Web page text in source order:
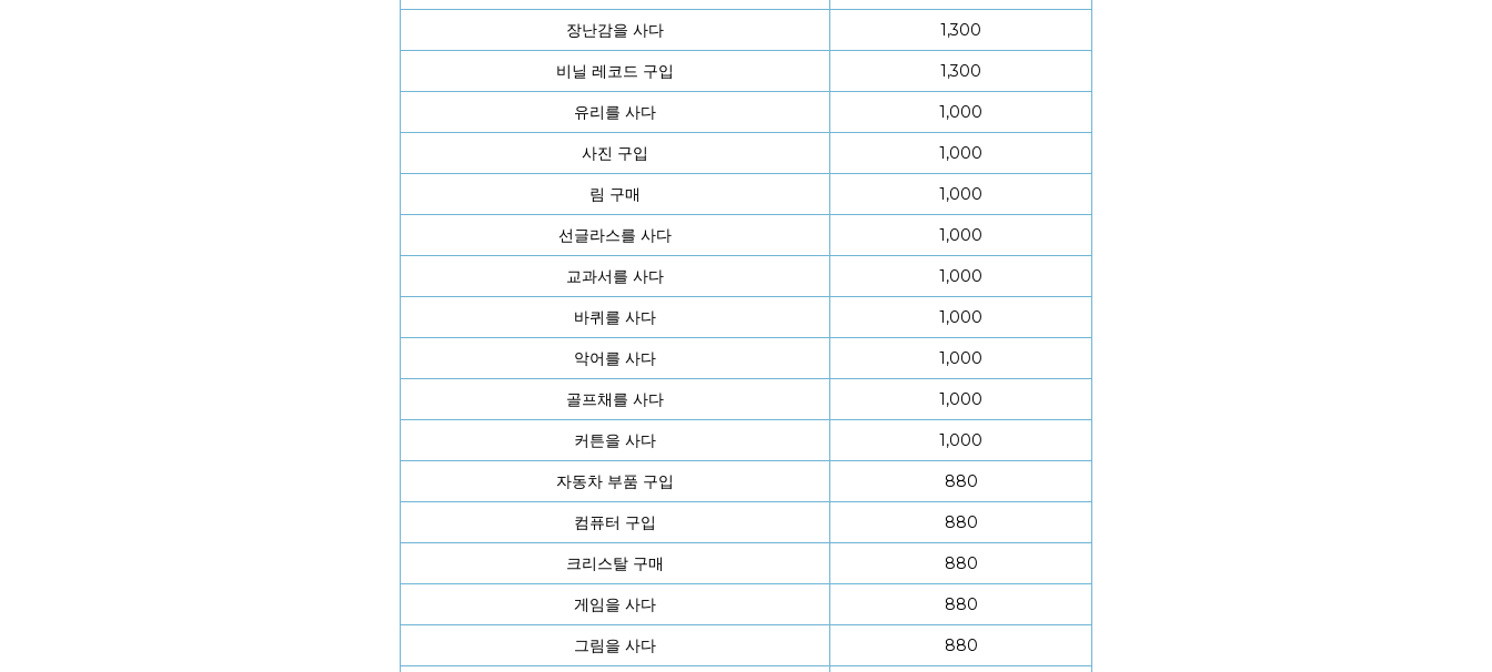
장난감을 사다 1,300
비닐 레코드 구입 1,300
유리를 사다 1,000
사진 구입 1,000
림 구매 1,000
선글라스를 사다 1,000
교과서를 사다 1,000
바퀴를 사다 1,000
악어를 사다 1,000
골프채를 사다 1,000
커튼을 사다 1,000
자동차 부품 구입 880
컴퓨터 구입 880
크리스탈 구매 880
게임을 사다 880
그림을 사다 880